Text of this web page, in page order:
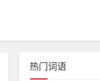
热门词语